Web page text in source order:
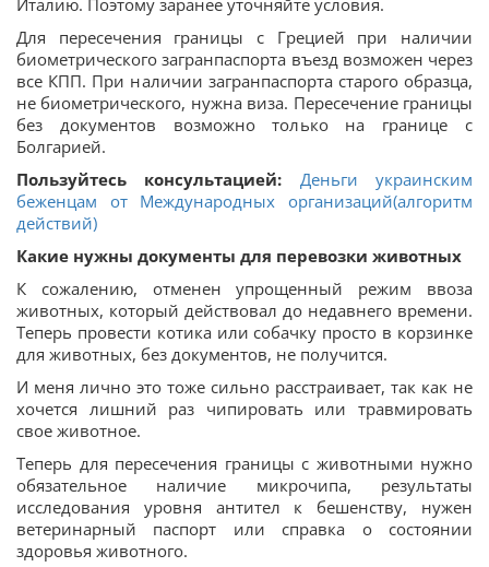
Для пересечения границы с Грецией при наличии
биометрического загранпаспорта въезд возможен через
все КПП. При наличии загранпаспорта старого образца,
не биометрического, нужна виза. Пересечение границы
без документов возможно только на границе с
Болгарией.
Пользуйтесь консультацией:
Деньги украинским
беженцам от Международных организаций(алгоритм
действий)
Какие нужны документы для перевозки животных
К сожалению, отменен упрощенный режим ввоза
животных, который действовал до недавнего времени.
Теперь провести котика или собачку просто в корзинке
для животных, без документов, не получится.
И меня лично это тоже сильно расстраивает, так как не
хочется лишний раз чипировать или травмировать
свое животное.
Теперь для пересечения границы с животными нужно
обязательное наличие микрочипа, результаты
исследования уровня антител к бешенству, нужен
ветеринарный паспорт или справка о состоянии
здоровья животного.